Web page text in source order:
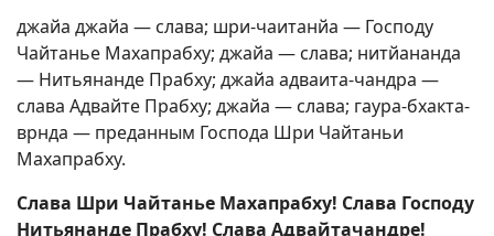
джайа джайа — слава; шри-чаитанйа — Господу
Чайтанье Махапрабху; джайа — слава; нитйананда
— Нитьянанде Прабху; джайа адваита-чандра —
слава Адвайте Прабху; джайа — слава; гаура-бхакта-
врнда — преданным Господа Шри Чайтаньи
Махапрабху.
Слава Шри Чайтанье Махапрабху! Слава Господу
Нитьянанде Прабху! Слава Адвайтачандре!